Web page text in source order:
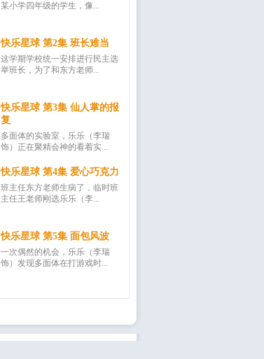
某小学四年级的学生，像...
快乐星球 第2集 班长难当
这学期学校统一安排进行民主选
举班长，为了和东方老师...
快乐星球 第3集 仙人掌的报
复
多面体的实验室，乐乐（李瑞
饰）正在聚精会神的看着实...
快乐星球 第4集 爱心巧克力
班主任东方老师生病了，临时班
主任王老师刚选乐乐（李...
快乐星球 第5集 面包风波
一次偶然的机会，乐乐（李瑞
饰）发现多面体在打游戏时...